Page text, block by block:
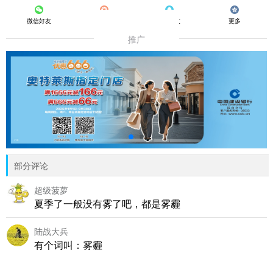
微信好友 QQ好友 更多
推广
部分评论
超级菠萝
夏季了一般没有雾了吧，都是雾霾
陆战大兵
有个词叫：雾霾